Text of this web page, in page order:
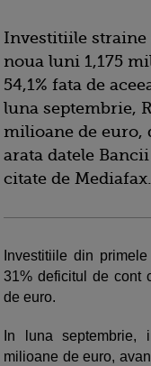
Investitiile
noua luni 1,175
54,1% fata de
luna septembrie,
milioane de euro,
arata datele
citate de Mediafax.
Investitiile din
31% deficitul de cont
de euro.
In luna septembrie,
milioane de euro,